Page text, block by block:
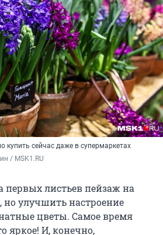
купить сейчас даже в супермаркетах
/ MSK1.RU
первых листьев пейзаж на
но улучшить настроение
цветы. Самое время
яркое! И, конечно,